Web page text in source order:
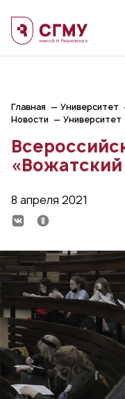
Главная Университет
Новости
Университет
«Вожатский
8 апреля 2021